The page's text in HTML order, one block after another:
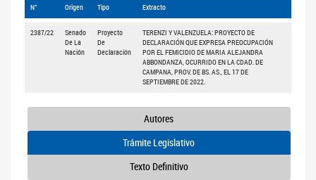
N° Origen Tipo Extracto
2387/22
Senado
De La
Nación
Proyecto
De
Declaración
TERENZI Y VALENZUELA: PROYECTO DE
DECLARACIÓN QUE EXPRESA PREOCUPACIÓN
POR EL FEMICIDIO DE MARIA ALEJANDRA
ABBONDANZA, OCURRIDO EN LA CDAD. DE
CAMPANA, PROV. DE BS. AS., EL 17 DE
SEPTIEMBRE DE 2022.
Autores
Trámite Legislativo
Texto Definitivo